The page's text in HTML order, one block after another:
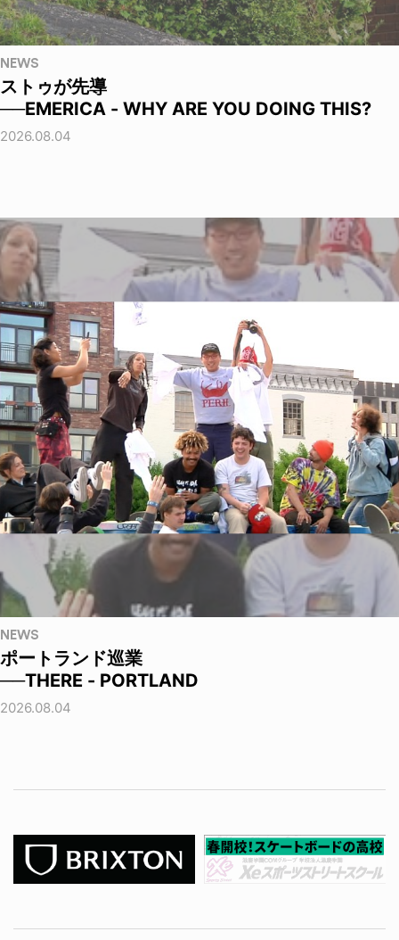
NEWS
ストゥが先導
──EMERICA - WHY ARE YOU DOING THIS?
2026.08.04
NEWS
ポートランド巡業
──THERE - PORTLAND
2026.08.04